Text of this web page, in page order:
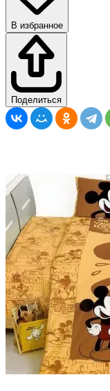
В избранное
Поделиться